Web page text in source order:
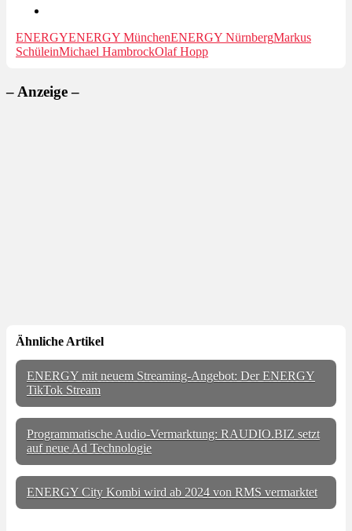
ENERGYENERGY MünchenENERGY NürnbergMarkus
SchüleinMichael HambrockOlaf Hopp
– Anzeige –
Ähnliche Artikel
ENERGY mit neuem Streaming-Angebot: Der ENERGY
TikTok Stream
Programmatische Audio-Vermarktung: RAUDIO.BIZ setzt
auf neue Ad Technologie
ENERGY City Kombi wird ab 2024 von RMS vermarktet